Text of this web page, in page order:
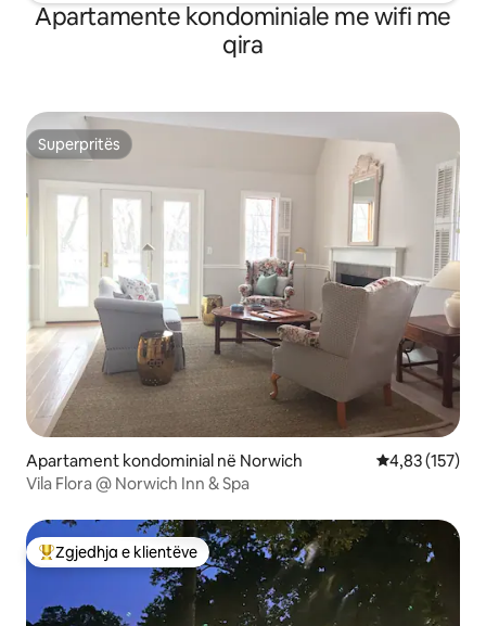
Apartamente kondominiale me wifi me
qira
Superpritës
Superpritës
Apartament kondominial në Norwich Vlerësimi
4,83 (157)
Vila Flora @ Norwich Inn & Spa
Më të mirat e zgjedhjeve të klientëve
Zgjedhja e klientëve